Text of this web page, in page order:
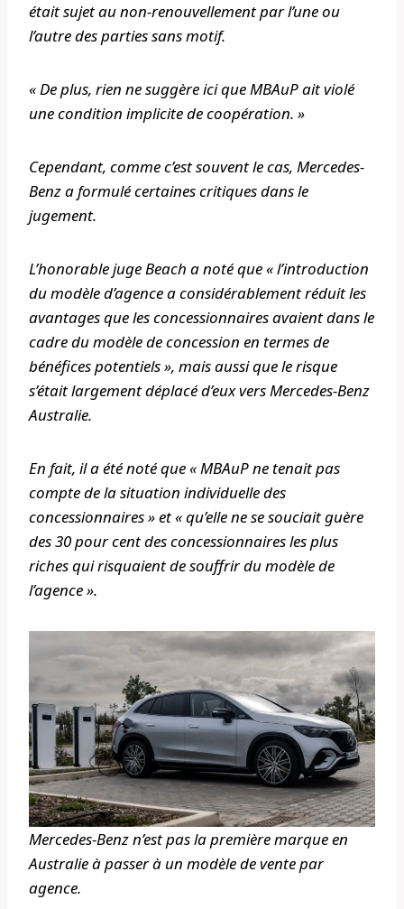
était sujet au non-renouvellement par l’une ou
l’autre des parties sans motif.
« De plus, rien ne suggère ici que MBAuP ait violé
une condition implicite de coopération. »
Cependant, comme c’est souvent le cas, Mercedes-
Benz a formulé certaines critiques dans le
jugement.
L’honorable juge Beach a noté que « l’introduction
du modèle d’agence a considérablement réduit les
avantages que les concessionnaires avaient dans le
cadre du modèle de concession en termes de
bénéfices potentiels », mais aussi que le risque
s’était largement déplacé d’eux vers Mercedes-Benz
Australie.
En fait, il a été noté que « MBAuP ne tenait pas
compte de la situation individuelle des
concessionnaires » et « qu’elle ne se souciait guère
des 30 pour cent des concessionnaires les plus
riches qui risquaient de souffrir du modèle de
l’agence ».
Mercedes-Benz n’est pas la première marque en
Australie à passer à un modèle de vente par
agence.